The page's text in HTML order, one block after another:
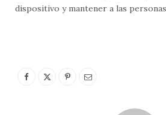
dispositivo y mantener a las